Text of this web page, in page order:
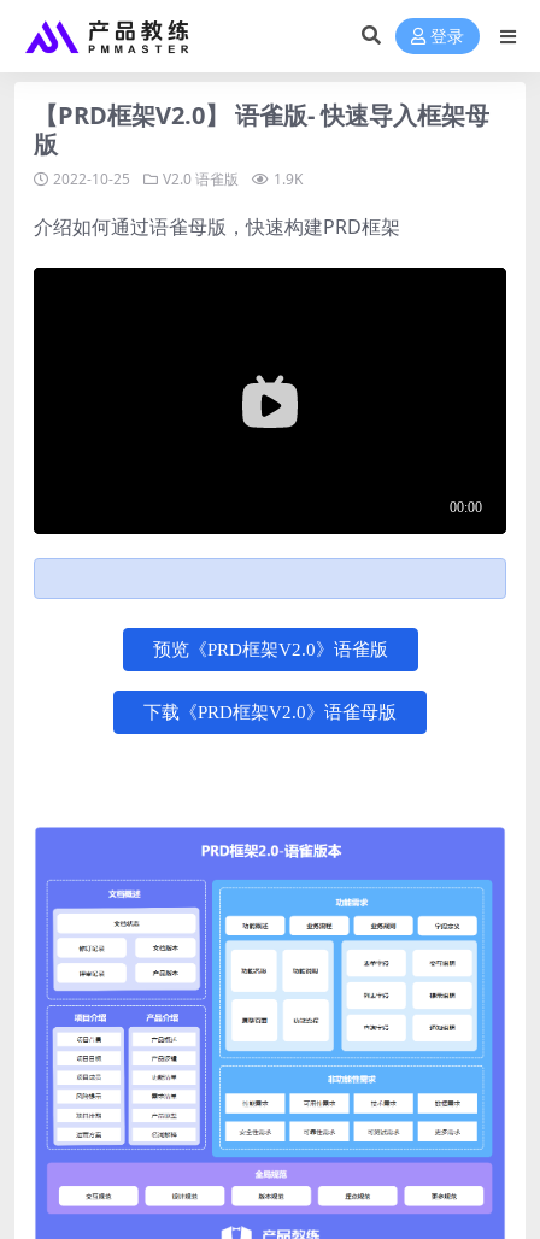
登录
【PRD框架V2.0】 语雀版- 快速导入框架母
版
2022-10-25 V2.0语雀版 1.9K
介绍如何通过语雀母版，快速构建PRD框架
预览《PRD框架V2.0》语雀版
下载《PRD框架V2.0》语雀母版